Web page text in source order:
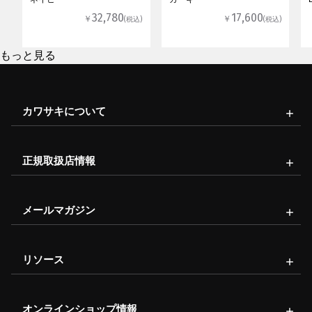
￥32,780(税込)
￥ 17,600(税込)
もっと見る
カワサキについて
正規取扱店情報
メールマガジン
リソース
オンラインショップ情報